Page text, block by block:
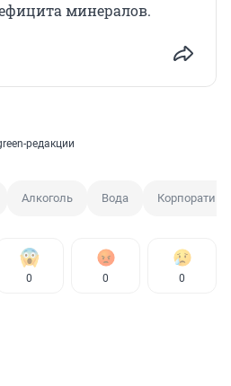
минералов.
редакции
Алкоголь Вода Корпоратив
0 0 0